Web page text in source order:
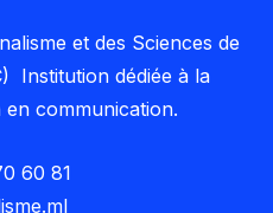
et des Sciences de
Institution dédiée à la
communication.
60 81